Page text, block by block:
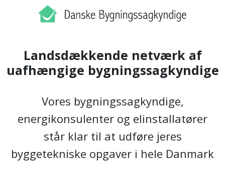
Landsdækkende netværk af
uafhængige bygningssagkyndige
Vores bygningssagkyndige,
energikonsulenter og elinstallatører
står klar til at udføre jeres
byggetekniske opgaver i hele Danmark